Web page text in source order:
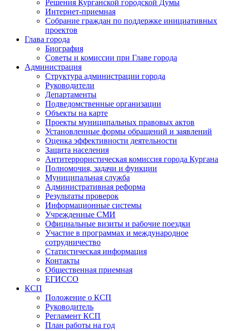
Решения Курганской городской Думы
Интернет-приемная
Собрание граждан по поддержке инициативных
проектов
Глава города
Биография
Советы и комиссии при Главе города
Администрация
Структура администрации города
Руководители
Департаменты
Подведомственные организации
Объекты на карте
Проекты муниципальных правовых актов
Установленные формы обращений и заявлений
Оценка эффективности деятельности
Защита населения
Антитеррористическая комиссия города Кургана
Полномочия, задачи и функции
Муниципальная служба
Административная реформа
Результаты проверок
Информационные системы
Учрежденные СМИ
Официальные визиты и рабочие поездки
Участие в программах и международное
сотрудничество
Статистическая информация
Контакты
Общественная приемная
ЕГИССО
КСП
Положение о КСП
Руководитель
Регламент КСП
План работы на год